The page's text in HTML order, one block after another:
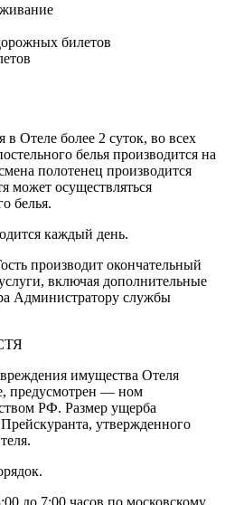
билетов
Отеле более 2 суток, во всех
белья производится на
полотенец производится
может осуществляться
белья.
каждый день.
производит окончательный
включая дополнительные
Администратору службы
имущества Отеля
предусмотрен — ном
РФ. Размер ущерба
утвержденного
до 7:00 часов по московскому